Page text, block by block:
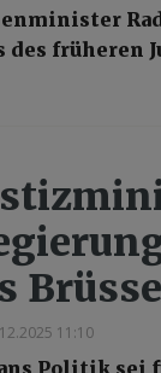
des
11:10
Politik sei